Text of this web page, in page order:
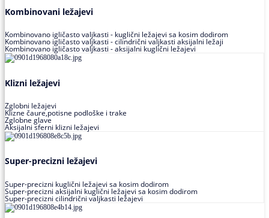
Kombinovani ležajevi
Kombinovano igličasto valjkasti - kuglični ležajevi sa kosim dodirom
Kombinovano igličasto valjkasti - cilindrični valjkasti aksijalni ležaji
Kombinovano igličasto valjkasti - aksijalni kuglični ležajevi
Klizni ležajevi
Zglobni ležajevi
Klizne čaure,potisne podloške i trake
Zglobne glave
Aksijalni sferni klizni ležajevi
Super-precizni ležajevi
Super-precizni kuglični ležajevi sa kosim dodirom
Super-precizni aksijalni kuglični ležajevi sa kosim dodirom
Super-precizni cilindrični valjkasti ležajevi